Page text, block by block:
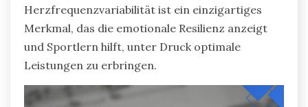
Herzfrequenzvariabilität ist ein einzigartiges
Merkmal, das die emotionale Resilienz anzeigt
und Sportlern hilft, unter Druck optimale
Leistungen zu erbringen.